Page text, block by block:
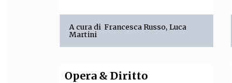
A cura di Francesca Russo, Luca
Martini
Opera & Diritto